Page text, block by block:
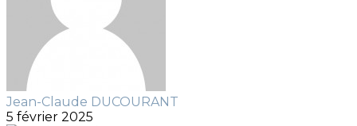
Jean-Claude DUCOURANT
5 février 2025